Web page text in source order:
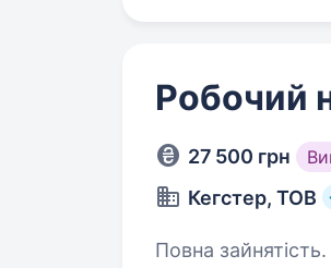
Робочий
27 500 грн
Кегстер, ТОВ
Повна зайнятість. Запрошуємо до нашої команди робочого